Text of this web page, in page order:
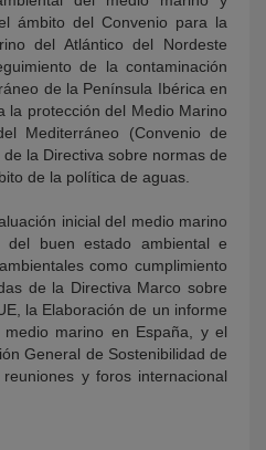
ámbito del Convenio para la
del Atlántico del Nordeste
de la contaminación
de la Península Ibérica en
la protección del Medio Marino
Mediterráneo (Convenio de
la Directiva sobre normas de
de la política de aguas.
inicial del medio marino
del buen estado ambiental e
como cumplimiento
de la Directiva Marco sobre
la Elaboración de un informe
marino en España, y el
General de Sostenibilidad de
y foros internacional